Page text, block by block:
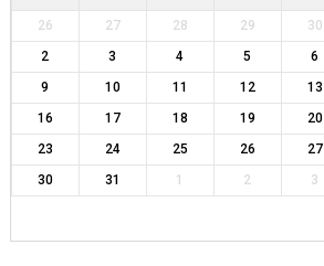
26 27 28 29 30
2
3 4 5 6
9
10 11 12 13
16
17 18 19 20
23
24 25 26 27
30
31 1 2 3